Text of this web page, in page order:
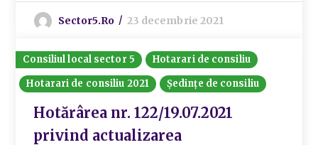
Sector5.ro 23 decembrie 2021
Consiliul local sector 5
Hotarari de consiliu
Hotarari de consiliu 2021
Ședințe de consiliu
Hotărârea nr. 122/19.07.2021
privind actualizarea